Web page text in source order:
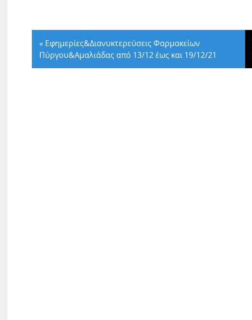
« Εφημερίες&Διανυκτερεύσεις Φαρμακείων
Πύργου&Αμαλιάδας από 13/12 έως και 19/12/21